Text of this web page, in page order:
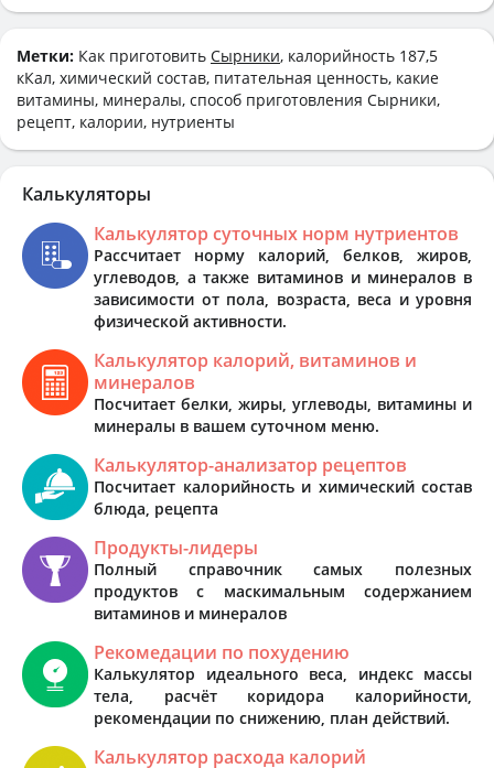
Метки: Как приготовить Сырники, калорийность 187,5
кКал, химический состав, питательная ценность, какие
витамины, минералы, способ приготовления Сырники,
рецепт, калории, нутриенты
Калькуляторы
Калькулятор суточных норм нутриентов
Рассчитает норму калорий, белков, жиров,
углеводов, а также витаминов и минералов в
зависимости от пола, возраста, веса и уровня
физической активности.
Калькулятор калорий, витаминов и
минералов
Посчитает белки, жиры, углеводы, витамины и
минералы в вашем суточном меню.
Калькулятор-анализатор рецептов
Посчитает калорийность и химический состав
блюда, рецепта
Продукты-лидеры
Полный справочник самых полезных
продуктов с маскимальным содержанием
витаминов и минералов
Рекомедации по похудению
Калькулятор идеального веса, индекс массы
тела, расчёт коридора калорийности,
рекомендации по снижению, план действий.
Калькулятор расхода калорий